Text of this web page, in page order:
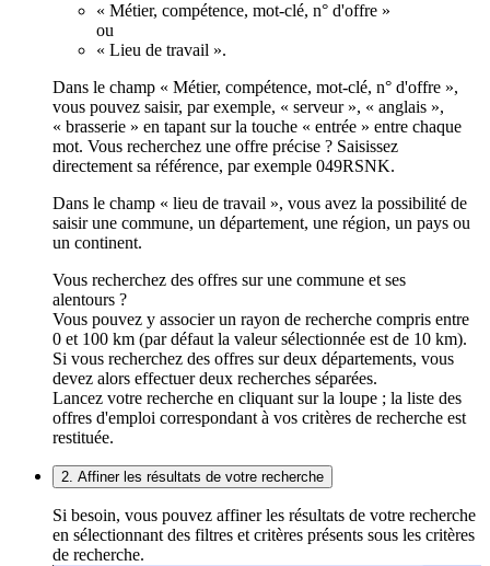
« Métier, compétence, mot-clé, n° d'offre »
ou
« Lieu de travail ».
Dans le champ « Métier, compétence, mot-clé, n° d'offre »,
vous pouvez saisir, par exemple, « serveur », « anglais »,
« brasserie » en tapant sur la touche « entrée » entre chaque
mot. Vous recherchez une offre précise ? Saisissez
directement sa référence, par exemple 049RSNK.
Dans le champ « lieu de travail », vous avez la possibilité de
saisir une commune, un département, une région, un pays ou
un continent.
Vous recherchez des offres sur une commune et ses
alentours ?
Vous pouvez y associer un rayon de recherche compris entre
0 et 100 km (par défaut la valeur sélectionnée est de 10 km).
Si vous recherchez des offres sur deux départements, vous
devez alors effectuer deux recherches séparées.
Lancez votre recherche en cliquant sur la loupe ; la liste des
offres d'emploi correspondant à vos critères de recherche est
restituée.
2. Affiner les résultats de votre recherche
Si besoin, vous pouvez affiner les résultats de votre recherche
en sélectionnant des filtres et critères présents sous les critères
de recherche.